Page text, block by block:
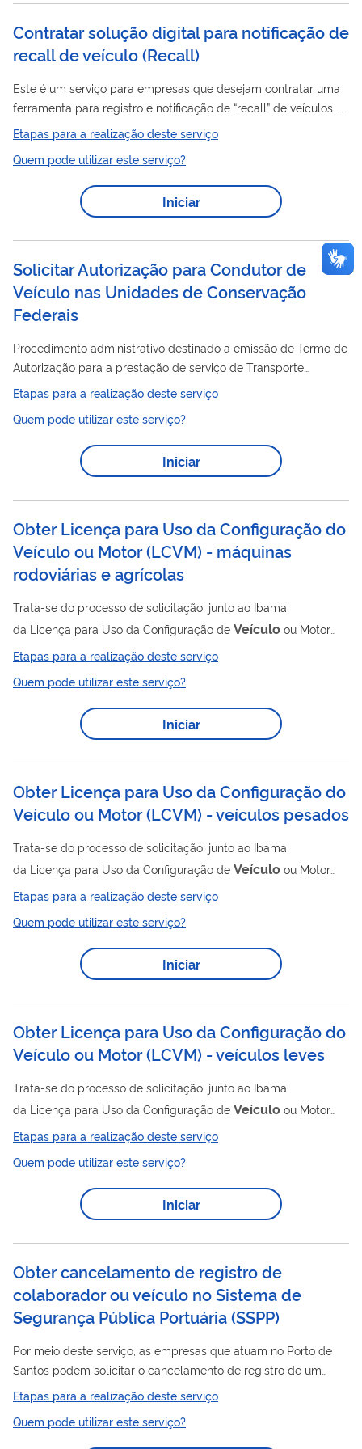
Trânsito (SENATRAN).
Contratar solução digital para notificação de
recall de veículo(Recall)
Este é um serviço para empresas que desejam contratar uma
ferramenta para registro e notificação de “recall” de veículos. O
“recall” é feito quando a empresa identifica algum item com
compareçam em locais informados para o conserto deste
eventos de “recall”, além de consulta, envio de notificações aos
integrada a vários...
Etapas para a realização deste serviço
Quem pode utilizar este serviço?
Iniciar
Solicitar Autorização para Condutor de
Veículo nas Unidades de Conservação
Federais
Procedimento administrativo destinado a emissão de Termo de
Autorização para a prestação de serviço de Transporte
Terrestre nas Unidades de Conservação Federais
administradas pelo ICMBio.
Etapas para a realização deste serviço
Quem pode utilizar este serviço?
Iniciar
Obter Licença para Uso da Configuração do
Veículo ou Motor (LCVM) - máquinas
rodoviárias e agrícolas
Trata-se do processo de solicitação, junto ao Ibama,
da Licença para Uso da Configuração de Veículo ou Motor
(LCVM) aplicável a máquinas rodoviárias e agrícolas (tratores
de esteira, pás carregadoras, escavadeiras, colheitadeiras e
outras). É incluído na LCVM a declaração de Atendimento aos
limites de ruído (DA) para as máquinas aplicáveis segundo a
legislação. Previamente à obtenção da LCVM para a máquina
usuário deve solicitá-lo...
Etapas para a realização deste serviço
Quem pode utilizar este serviço?
Iniciar
Obter Licença para Uso da Configuração do
Veículo ou Motor (LCVM) - veículos pesados
Trata-se do processo de solicitação, junto ao Ibama,
da Licença para Uso da Configuração de Veículo ou Motor
(LCVM) aplicável a veículos pesados. É incluído na LCVM a
declaração de Atendimento aos limites de ruído (DA) para os
veículos pesados aplicáveis segundo a legislação. Previamente
à obtenção da LCVM para oveículopesado deve ser obtida
a LCVM para o motor, quando aplicável. O usuário deve
para comercializar, veículos...
Etapas para a realização deste serviço
Quem pode utilizar este serviço?
Iniciar
Obter Licença para Uso da Configuração do
Veículo ou Motor (LCVM) - veículos leves
Trata-se do processo de solicitação, junto ao Ibama,
da Licença para Uso da Configuração de Veículo ou Motor
(LCVM) aplicável a veículos leves novos (leves de passageiros
ou leve comercia). É incluído na LCVM a Declaração de
Atendimento aos limites de ruído (DA). O usuário deve solicitá-
lo para fabricar, importar, tanto para uso próprio como para
comercializar, veículos leves novos. Esse serviço é
Brasil, garantindo que os...
Etapas para a realização deste serviço
Quem pode utilizar este serviço?
Iniciar
Obter cancelamento de registro de
colaborador ou veículo no Sistema de
Segurança Pública Portuária (SSPP)
Por meio deste serviço, as empresas que atuam no Porto de
Santos podem solicitar o cancelamento de registro de um
colaborador ouveículo, informando a desvinculação, até
atualização da base de dados do SSPP.
Etapas para a realização deste serviço
Quem pode utilizar este serviço?